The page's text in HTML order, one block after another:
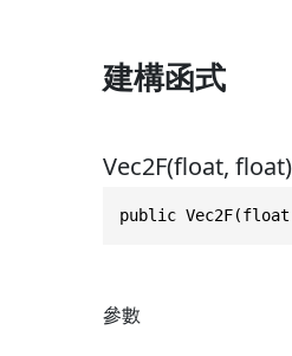
建構函式
Vec2F(float, float)
public
參數